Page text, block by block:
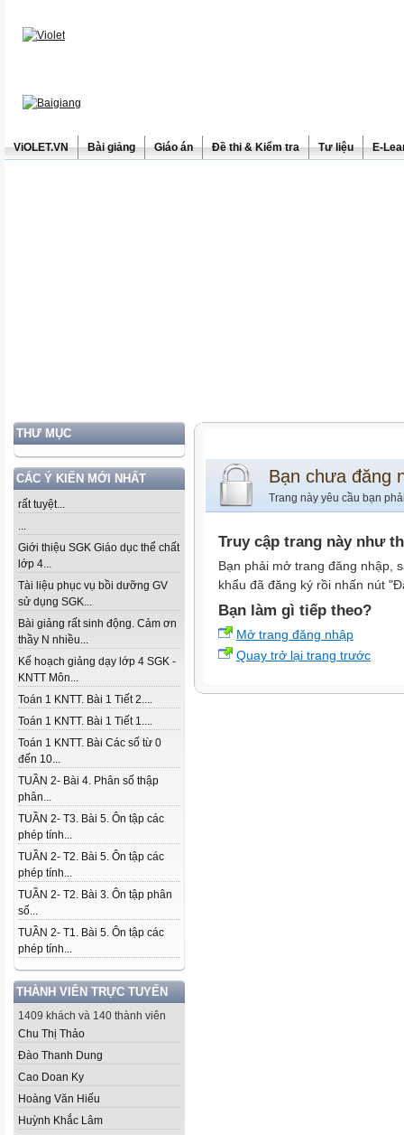
ViOLET.VN Bài giảng Giáo án Đề thi & Kiểm tra Tư liệu E-
THƯ MỤC
CÁC Ý KIẾN MỚI NHẤT
rất tuyệt...
...
Giới thiệu SGK Giáo dục thể chất
lớp 4...
Tài liệu phục vụ bồi dưỡng GV
sử dụng SGK...
Bài giảng rất sinh động. Cảm ơn
thầy N nhiều...
Kế hoạch giảng dạy lớp 4 SGK -
KNTT Môn...
Toán 1 KNTT. Bài 1 Tiết 2....
Toán 1 KNTT. Bài 1 Tiết 1....
Toán 1 KNTT. Bài Các số từ 0
đến 10...
TUẦN 2- Bài 4. Phân số thập
phân...
TUẦN 2- T3. Bài 5. Ôn tập các
phép tính...
TUẦN 2- T2. Bài 5. Ôn tập các
phép tính...
TUẦN 2- T2. Bài 3. Ôn tập phân
số...
TUẦN 2- T1. Bài 5. Ôn tập các
phép tính...
THÀNH VIÊN TRỰC TUYẾN
1409 khách và 140 thành viên
Chu Thị Thảo
Đào Thanh Dung
Cao Doan Ky
Hoàng Văn Hiếu
Huỳnh Khắc Lâm
Bạn chưa đăng
Trang này yêu cầu bạn
Truy cập trang này như
Bạn phải mở trang đăng nhập,
khẩu đã đăng ký rồi nhấn nút
Bạn làm gì tiếp theo?
Mở trang đăng nhập
Quay trở lại trang trước